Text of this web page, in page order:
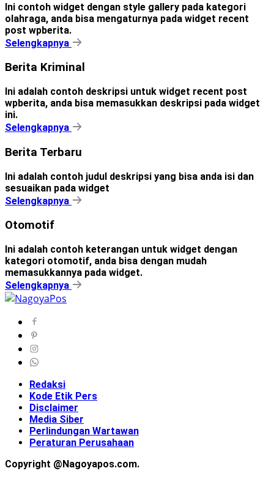
Ini contoh widget dengan style gallery pada kategori
olahraga, anda bisa mengaturnya pada widget recent
post wpberita.
Selengkapnya
Berita Kriminal
Ini adalah contoh deskripsi untuk widget recent post
wpberita, anda bisa memasukkan deskripsi pada widget
ini.
Selengkapnya
Berita Terbaru
Ini adalah contoh judul deskripsi yang bisa anda isi dan
sesuaikan pada widget
Selengkapnya
Otomotif
Ini adalah contoh keterangan untuk widget dengan
kategori otomotif, anda bisa dengan mudah
memasukkannya pada widget.
Selengkapnya
Redaksi
Kode Etik Pers
Disclaimer
Media Siber
Perlindungan Wartawan
Peraturan Perusahaan
Copyright @Nagoyapos.com.